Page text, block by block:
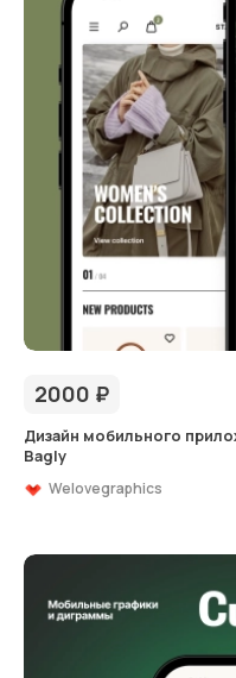
2000 ₽
Дизайн мобильного
Bagly
Welovegraphics